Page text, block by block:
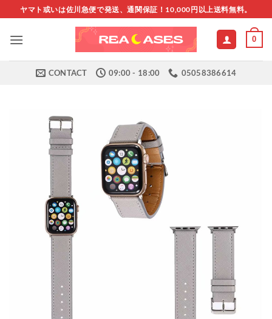
to
content
ヤマト或いは佐川急便で発送、通関保証！10,000円以上送料無料。
0
CONTACT 09:00 - 18:00 05058386614